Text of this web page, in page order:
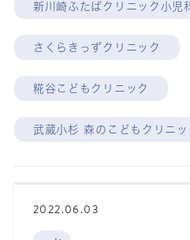
新川崎ふたばクリニック小児
さくらきっずクリニック
糀谷こどもクリニック
武蔵小杉 森のこどもクリニ
2022.06.03